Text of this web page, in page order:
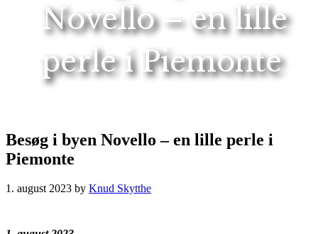
Novello – en lille
perle i Piemonte
Besøg i byen Novello – en lille perle i
Piemonte
1. august 2023 by Knud Skytthe